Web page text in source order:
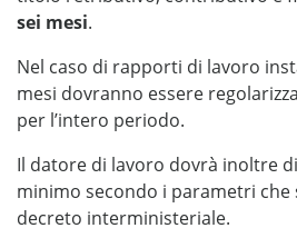
sei mesi.
Nel caso di rapporti di lavoro
mesi dovranno essere
per l’intero periodo.
Il datore di lavoro dovrà inoltre
minimo secondo i parametri che
decreto interministeriale.